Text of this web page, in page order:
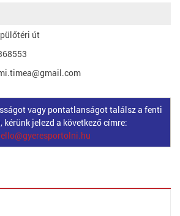
út
vagy pontatlanságot találsz a fenti
kérünk jelezd a következő címre: